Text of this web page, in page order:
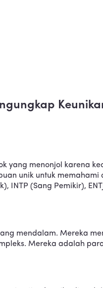
yang menonjol karena
unik untuk
(Sang Pemikir),
mendalam. Mereka
Mereka adalah